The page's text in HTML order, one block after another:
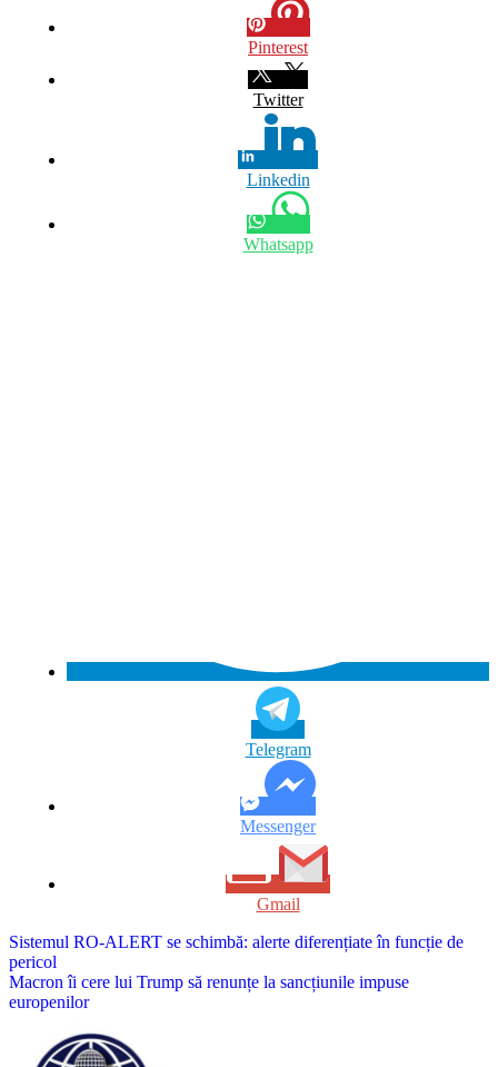
Pinterest
Twitter
Linkedin
Whatsapp
Telegram
Messenger
Gmail
Navigare
în
articole
Sistemul RO-ALERT se schimbă: alerte diferențiate în funcție de
pericol
Macron îi cere lui Trump să renunțe la sancțiunile impuse
europenilor